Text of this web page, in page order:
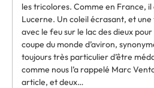
les tricolores. Comme en France,
Lucerne. Un coleil écrasant, et
avec le feu sur le lac des dieux
coupe du monde d’aviron,
toujours très particulier d’être
comme nous l’a rappelé Marc
article, et deux…